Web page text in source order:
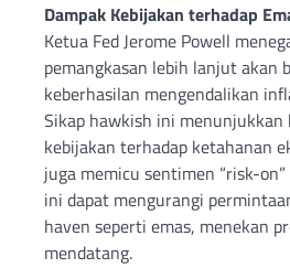
Dampak Kebijakan terhadap
Ketua Fed Jerome Powell
pemangkasan lebih lanjut akan
keberhasilan mengendalikan
Sikap hawkish ini
kebijakan terhadap ketahanan
juga memicu sentimen “risk-
ini dapat mengurangi
haven seperti emas, menekan
mendatang.